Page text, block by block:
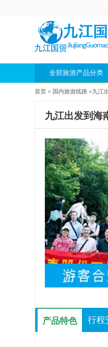
全部旅游产品分类
首页 » 国内旅游线路 »九江
九江出发到海
产品特色 行程